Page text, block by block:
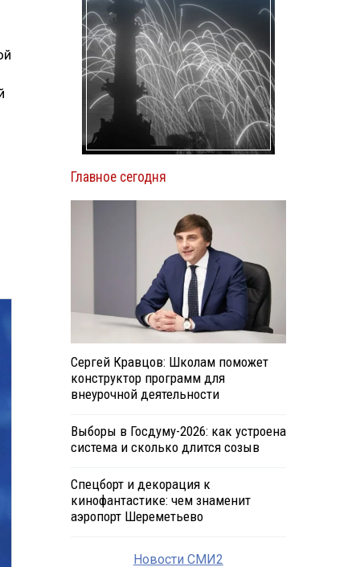
Главное сегодня
Сергей Кравцов: Школам поможет
конструктор программ для
внеурочной деятельности
Выборы в Госдуму-2026: как устроена
система и сколько длится созыв
Спецборт и декорация к
кинофантастике: чем знаменит
аэропорт Шереметьево
Новости СМИ2